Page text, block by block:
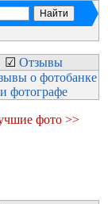
☑ Отзывы
фото >>